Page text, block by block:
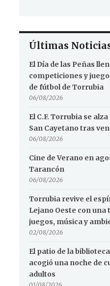
Últimas
El Día de las Peñas
competiciones y
de fútbol de Torrubia
06/08/2026
El C.F. Torrubia se
San Cayetano tras
06/08/2026
Cine de Verano en
Tarancón
06/08/2026
Torrubia revive el
Lejano Oeste con una
juegos, música y
02/08/2026
El patio de la
acogió una noche de
adultos